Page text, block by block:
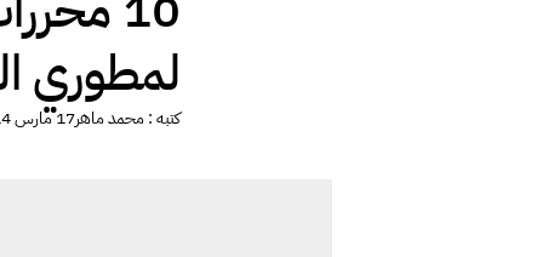
لمطوري
كتبه :محمد ماهر17 مارس 2014